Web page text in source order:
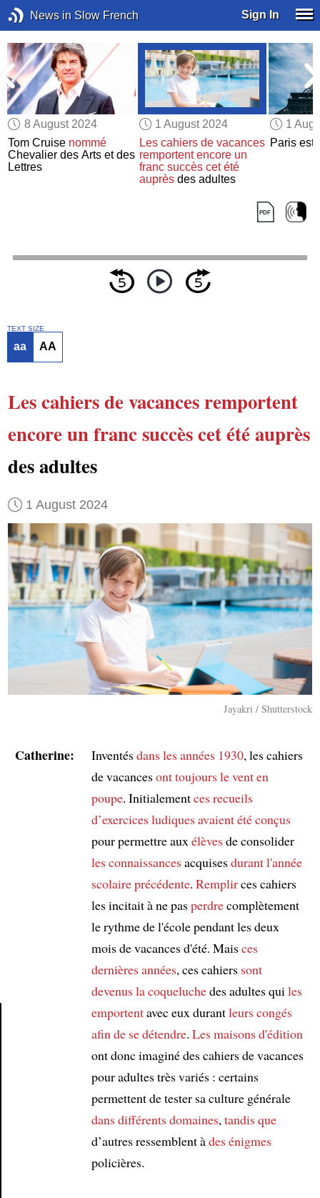
News in Slow French Sign In
8 August 2024
Tom Cruise nommé
Chevalier des Arts et des
Lettres
1 August 2024
Les cahiers de vacances
remportent encore un
franc succès cet été
auprèsdes adultes
1
Paris est
TEXT SIZE
aa AA
Les cahiers de vacancesremportent
encore un franc succèscet étéauprès
des adultes
1 August 2024
Jayakri / Shutterstock
Catherine: Inventésdans les années 1930, les cahiers
de vacancesont toujours le vent en
poupe. Initialementces recueils
d’exercicesludiquesavaient été conçus
pour permettre aux élèvesde consolider
les connaissancesacquisesdurant l'année
scolaire précédente. Remplirces cahiers
les incitait à ne pasperdrecomplètement
le rythme de l'école pendant les deux
mois de vacances d'été. Maisces
dernières années, ces cahiers sont
devenus la coqueluchedes adultes qui les
emportentavec eux durantleurs congés
afin de se détendre. Les maisons d'édition
ont donc imaginé des cahiers de vacances
pour adultes très variés : certains
permettent de tester sa culture générale
dans différents domaines, tandis que
d’autres ressemblent àdes énigmes
policières.